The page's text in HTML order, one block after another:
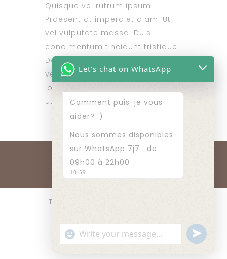
Quisque vel rutrum ipsum.
Praesent at imperdiet diam. Ut
vel vulputate massa. Duis
condimentum tincidunt tristique.
Donec sollicitudin efficitur
venenatis. Integer ex lectus,
lobortis nec cursus ac, suscipit
ut magna.
Tous les Droits Réservés | Power
RIAD LILA ROSE ©2023
Let's chat on WhatsApp
Comment puis-je vous
aider? :)
Nous sommes disponibles
sur WhatsApp 7j7 : de
09h00 à 22h00
10:59
"+chaty_settings.lang.emoji_picker+"
WhatsApp
undefined